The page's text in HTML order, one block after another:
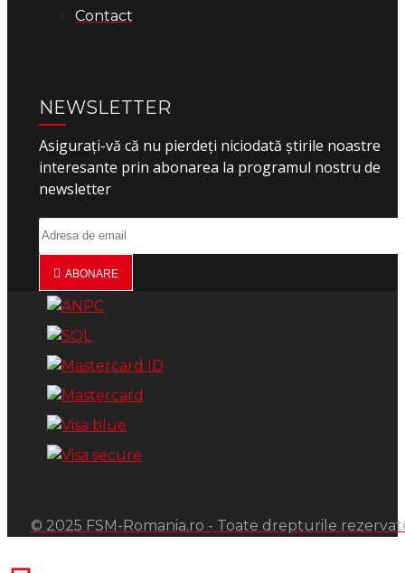
Contact
NEWSLETTER
Asigurați-vă că nu pierdeți niciodată știrile noastre
interesante prin abonarea la programul nostru de
newsletter
ABONARE
© 2025 FSM-Romania.ro - Toate drepturile